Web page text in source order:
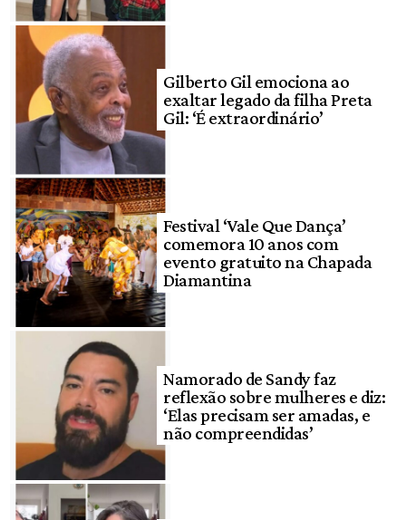
Gilberto Gil emociona ao
exaltar legado da filha Preta
Gil: ‘É extraordinário’
Festival ‘Vale Que Dança’
comemora 10 anos com
evento gratuito na Chapada
Diamantina
Namorado de Sandy faz
reflexão sobre mulheres e diz:
‘Elas precisam ser amadas, e
não compreendidas’